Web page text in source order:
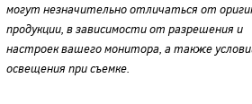
могут незначительно отличаться от
продукции, в зависимости от разрешения и
настроек вашего монитора, а также
освещения при съемке.